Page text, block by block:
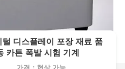
디스플레이 포장 재료 품
카튼 폭발 시험 기계
가격：협상 가능